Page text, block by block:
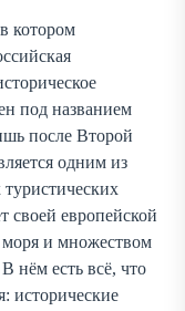
котором
под названием
после Второй
одним из
своей европейской
моря и множеством
нём есть всё, что
исторические